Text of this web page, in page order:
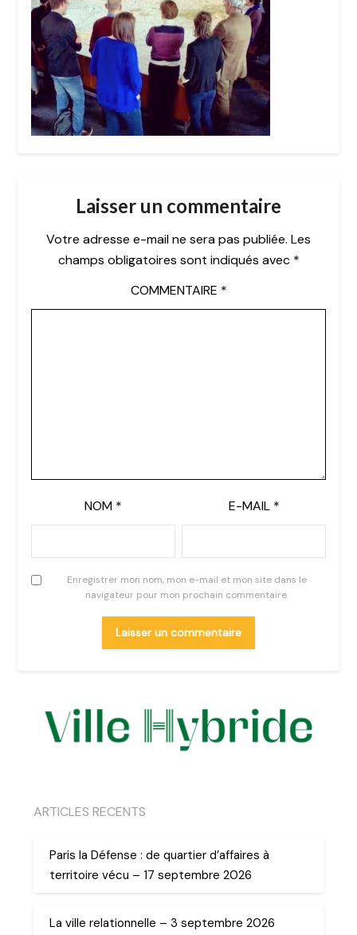
Laisser un commentaire
Votre adresse e-mail ne sera pas publiée. Les
champs obligatoires sont indiqués avec *
COMMENTAIRE *
NOM * E-MAIL *
Enregistrer mon nom, mon e-mail et mon site dans le
navigateur pour mon prochain commentaire.
ARTICLES RECENTS
Paris la Défense : de quartier d’affaires à
territoire vécu – 17 septembre 2026
La ville relationnelle – 3 septembre 2026